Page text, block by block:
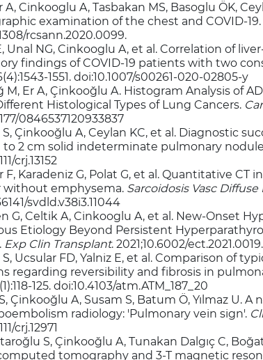
A, Cinkooglu A, Tasbakan MS, Basoglu ÖK,
examination of the chest and COVID-19.
rcsann.2020.0099.
Unal NG, Cinkooglu A, et al. Correlation of
findings of COVID-19 patients with two
1551. doi:10.1007/s00261-020-02805-y
M, Er A, Çinkooğlu A. Histogram Analysis of
Histological Types of Lung Cancers.
0846537120933837
S, Çinkooğlu A, Ceylan KC, et al. Diagnostic
to 2 cm solid indeterminate pulmonary
crj.13152
F, Karadeniz G, Polat G, et al. Quantitative
without emphysema. Sarcoidosis Vasc Diffuse
svdld.v38i3.11044
G, Celtik A, Cinkooglu A, et al. New-Onset
Etiology Beyond Persistent
Exp Clin Transplant. 2021;10.6002/
S, Ucsular FD, Yalniz E, et al. Comparison of
regarding reversibility and fibrosis in
125. doi:10.4103/atm.ATM_187_20
Çinkooğlu A, Susam S, Batum Ö, Yılmaz U.
radiology: 'Pulmonary vein sign'.
crj.12971
S, Çinkooğlu A, Tunakan Dalgıç C,
tomography and 3-T magnetic